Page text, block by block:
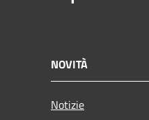
NOVITÀ
Notizie